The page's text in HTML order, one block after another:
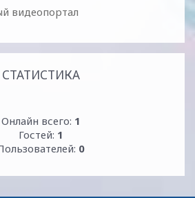
видеопортал
СТАТИСТИКА
Онлайн всего: 1
Гостей: 1
0